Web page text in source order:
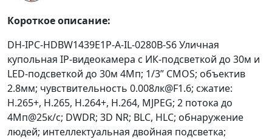
Короткое описание:
DH-IPC-HDBW1439E1P-A-IL-0280B-S6 Уличная
купольная IP-видеокамера с ИК-подсветкой до 30м и
LED-подсветкой до 30м 4Мп; 1/3” CMOS; объектив
2.8мм; чувствительность 0.008лк@F1.6; сжатие:
H.265+, H.265, H.264+, H.264, MJPEG; 2 потока до
4Мп@25к/с; DWDR; 3D NR; BLC, HLC; обнаружение
людей; интеллектуальная двойная подсветка;